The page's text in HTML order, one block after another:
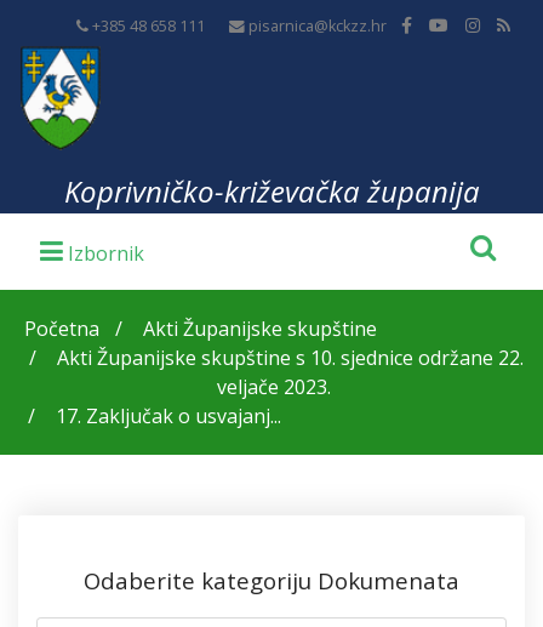
+385 48 658 111 pisarnica@kckzz.hr
Koprivničko-križevačka županija
Početna
Akti Županijske skupštine
Akti Županijske skupštine s 10. sjednice održane 22.
veljače 2023.
17. Zaključak o usvajanj...
Odaberite kategoriju Dokumenata